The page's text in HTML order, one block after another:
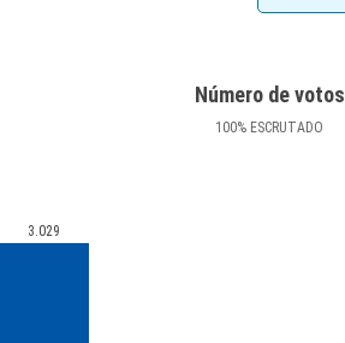
Número de votos
100% ESCRUTADO
3.029